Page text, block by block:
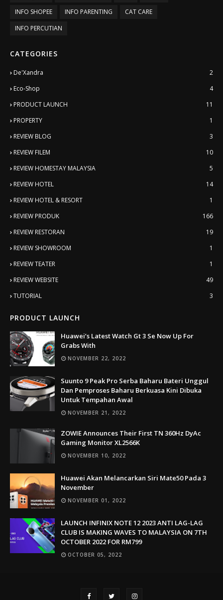
INFO SHOPEE
INFO PARENTING
CAT CARE
INFO PERCUTIAN
CATEGORIES
De'Xandra
2
Eco-Shop
4
PRODUCT LAUNCH
11
PROPERTY
1
REVIEW BLOG
3
REVIEW FILEM
10
REVIEW HOMESTAY MALAYSIA
5
REVIEW HOTEL
14
REVIEW HOTEL & RESORT
1
REVIEW PRODUK
166
REVIEW RESTORAN
19
REVIEW SHOWROOM
1
REVIEW TEATER
1
REVIEW WEBSITE
49
TUTORIAL
3
PRODUCT LAUNCH
Huawei’s Latest Watch Gt 3 Se Now Up For
Grabs With
NOVEMBER 22, 2022
Suunto 9 Peak Pro Serba Baharu Bateri Unggul
Dan Pemproses Baharu Berkuasa Kini Dibuka
Untuk Tempahan Awal
NOVEMBER 21, 2022
ZOWIE Announces Their First TN 360Hz DyAc
Gaming Monitor XL2566K
NOVEMBER 10, 2022
Huawei Akan Melancarkan Siri Mate50 Pada 3
November
NOVEMBER 01, 2022
LAUNCH INFINIX NOTE 12 2023 ANTI LAG-LAG
CLUB IS MAKING WAVES TO MALAYSIA ON 7TH
OCTOBER 2022 FOR RM799
OCTOBER 05, 2022